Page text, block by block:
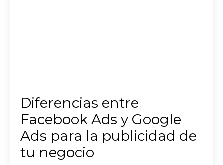
Diferencias entre
Facebook Ads y Google
Ads para la publicidad de
tu negocio